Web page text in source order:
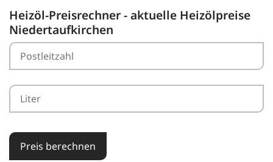
Heizöl-Preisrechner - aktuelle Heizölpreise
Niedertaufkirchen
Preis berechnen